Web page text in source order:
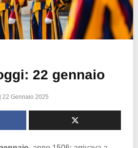
22 gennaio
22 Gennaio 2025